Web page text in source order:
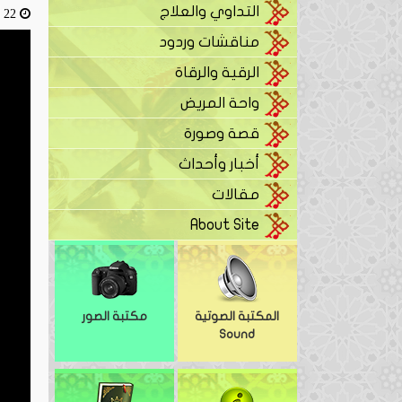
22 أبريل، 2016
التداوي والعلاج
مناقشات وردود
الرقية والرقاة
واحة المريض
قصة وصورة
أخبار وأحداث
مقالات
About Site
المكتبة الصوتية
Sound
مكتبة الصور